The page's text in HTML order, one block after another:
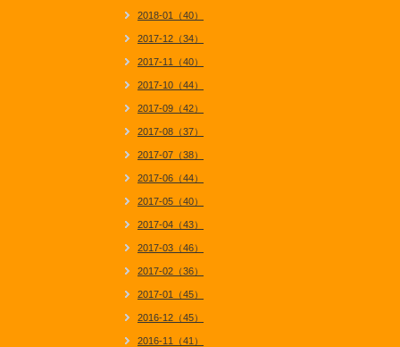
2018-01（40）
2017-12（34）
2017-11（40）
2017-10（44）
2017-09（42）
2017-08（37）
2017-07（38）
2017-06（44）
2017-05（40）
2017-04（43）
2017-03（46）
2017-02（36）
2017-01（45）
2016-12（45）
2016-11（41）